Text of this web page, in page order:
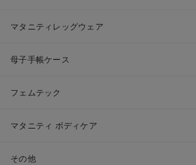
マタニティレッグウェア
母子手帳ケース
フェムテック
マタニティ ボディケア
その他